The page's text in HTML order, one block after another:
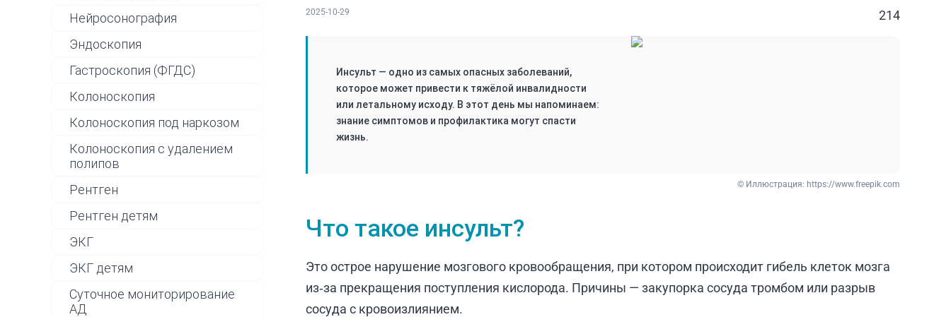
Нейросонография
Эндоскопия
Гастроскопия (ФГДС)
Колоноскопия
Колоноскопия под наркозом
Колоноскопия с удалением
полипов
Рентген
Рентген детям
ЭКГ
ЭКГ детям
Суточное мониторирование
АД
2025-10-29 214
Инсульт — одно из самых опасных заболеваний,
которое может привести к тяжёлой инвалидности
или летальному исходу. В этот день мы напоминаем:
знание симптомов и профилактика могут спасти
жизнь.
© Иллюстрация: https://www.freepik.com
Что такое инсульт?
Это острое нарушение мозгового кровообращения, при котором происходит гибель клеток мозга
из‑за прекращения поступления кислорода. Причины — закупорка сосуда тромбом или разрыв
сосуда с кровоизлиянием.